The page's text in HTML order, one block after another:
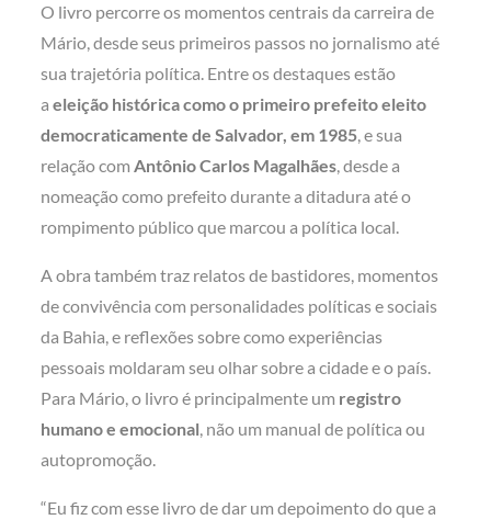
O livro percorre os momentos centrais da carreira de
Mário, desde seus primeiros passos no jornalismo até
sua trajetória política. Entre os destaques estão
aeleição histórica como o primeiro prefeito eleito
democraticamente de Salvador, em 1985, e sua
relação comAntônio Carlos Magalhães, desde a
nomeação como prefeito durante a ditadura até o
rompimento público que marcou a política local.
A obra também traz relatos de bastidores, momentos
de convivência com personalidades políticas e sociais
da Bahia, e reflexões sobre como experiências
pessoais moldaram seu olhar sobre a cidade e o país.
Para Mário, o livro é principalmente um registro
humano e emocional, não um manual de política ou
autopromoção.
“Eu fiz com esse livro de dar um depoimento do que a